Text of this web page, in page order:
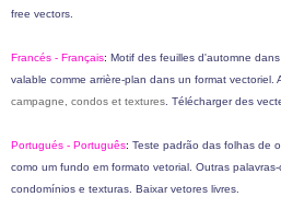
free vectors.
Francés - Français: Motif des feuilles d'automne
valable comme arrière-plan dans un format vectoriel.
campagne, condos et textures . Télécharger des
Portugués - Português: Teste padrão das folhas de
como um fundo em formato vetorial. Outras palavras-
condomínios e texturas . Baixar vetores livres.